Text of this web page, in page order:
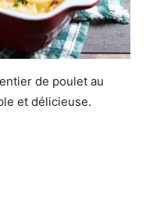
de poulet au
et délicieuse.